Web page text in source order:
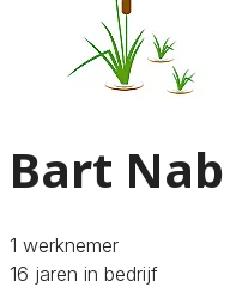
Bart
1 werknemer
16 jaren in bedrijf